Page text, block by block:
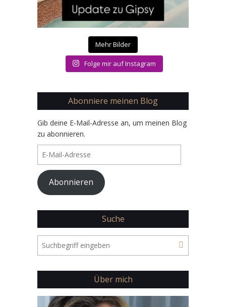
Mehr Bilder
Folge mir auf Instagram
Abonniere meinen Blog
Gib deine E-Mail-Adresse an, um meinen Blog
zu abonnieren.
Mail-
Adresse
Abonnieren
Suche
Über mich